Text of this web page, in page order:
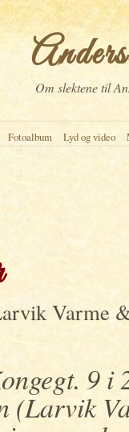
Om slektene til
Fotoalbum Lyd og video
Varme
9 i
(Larvik